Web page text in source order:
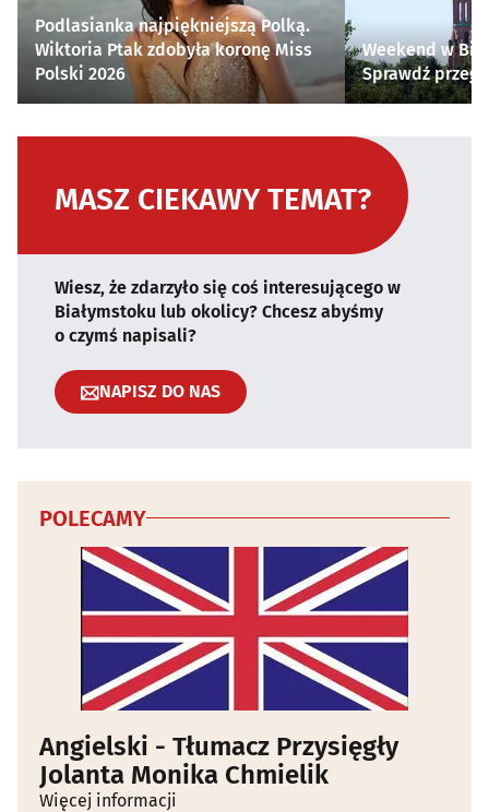
Podlasianka najpiękniejszą Polką.
Wiktoria Ptak zdobyła koronę Miss
Polski 2026
Weekend w
Sprawdź
MASZ CIEKAWY TEMAT?
Wiesz, że zdarzyło się coś interesującego w
Białymstoku lub okolicy? Chcesz abyśmy
o czymś napisali?
NAPISZ DO NAS
POLECAMY
Angielski - Tłumacz Przysięgły
Jolanta Monika Chmielik
Więcej informacji